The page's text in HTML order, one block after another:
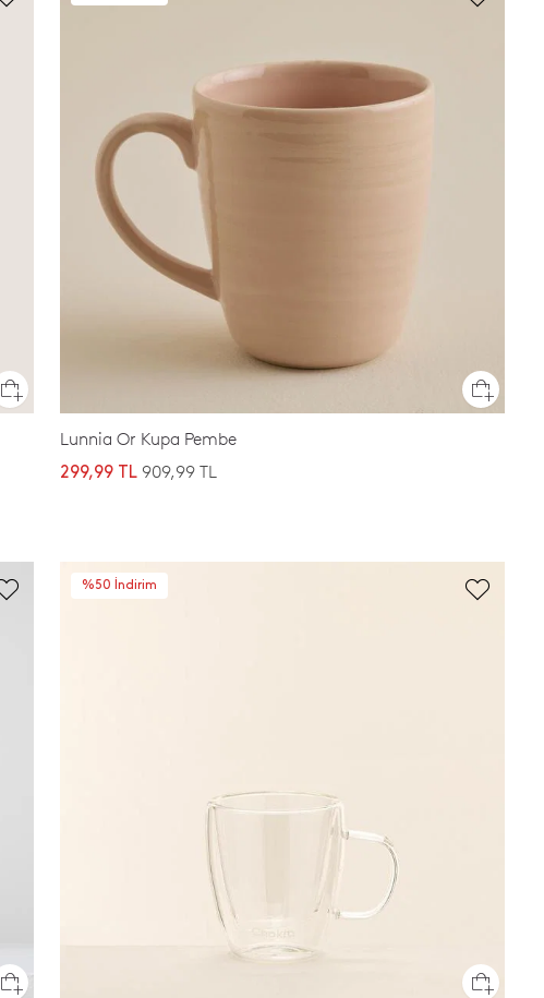
Lunnia Or Kupa Pembe
299,99 TL 909,99 TL
%50 İndirim